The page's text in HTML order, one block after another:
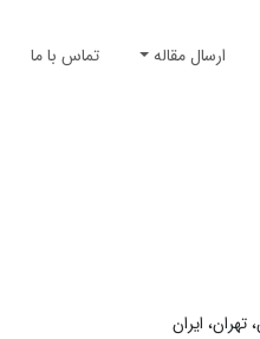
ارسال مقاله تماس با ما
ایران